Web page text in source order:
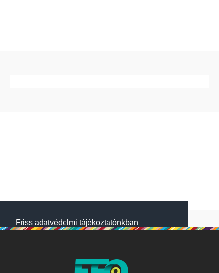
Friss adatvédelmi tájékoztatónkban
használunk a jobb működésért. A Website
NetSolution Média Zrt. 2018 május 25.